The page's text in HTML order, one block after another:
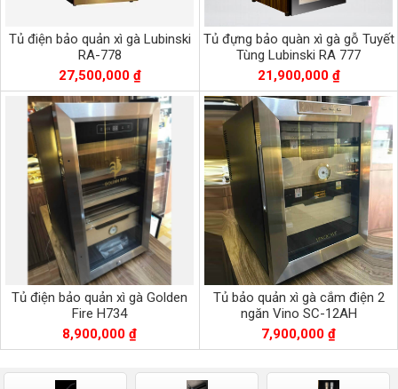
Tủ điện bảo quản xì gà Lubinski
RA-778
27,500,000 ₫
Tủ đựng bảo quàn xì gà gỗ Tuyết
Tùng Lubinski RA 777
21,900,000 ₫
Tủ điện bảo quản xì gà Golden
Fire H734
8,900,000 ₫
Tủ bảo quản xì gà cắm điện 2
ngăn Vino SC-12AH
7,900,000 ₫